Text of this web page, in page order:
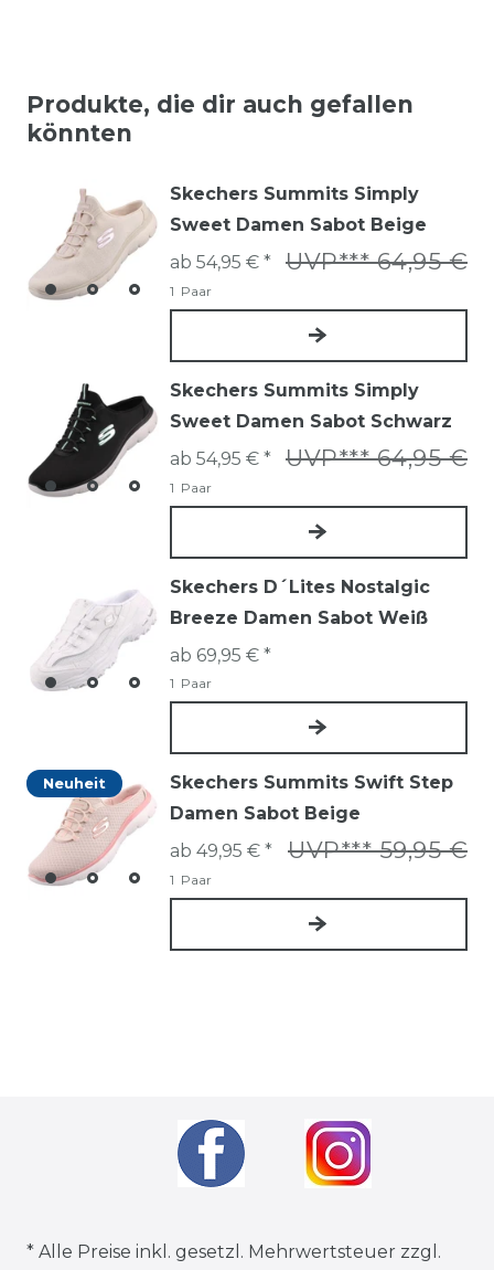
Produkte, die dir auch gefallen
könnten
Skechers Summits Simply
Sweet Damen Sabot Beige
UVP*** 64,95 €
ab 54,95 € *
1 Paar
Skechers Summits Simply
Sweet Damen Sabot Schwarz
UVP*** 64,95 €
ab 54,95 € *
1 Paar
Skechers D´Lites Nostalgic
Breeze Damen Sabot Weiß
ab 69,95 € *
1 Paar
Neuheit
Skechers Summits Swift Step
Damen Sabot Beige
UVP*** 59,95 €
ab 49,95 € *
1 Paar
* Alle Preise inkl. gesetzl. Mehrwertsteuer zzgl.